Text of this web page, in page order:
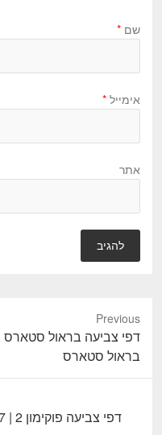
שם *
אימייל *
אתר
Previous
P
r
e
בראול סטארס
דפי צביעה פוקימון 2 | 27 דפי צביעה להדפסה של פוקימון